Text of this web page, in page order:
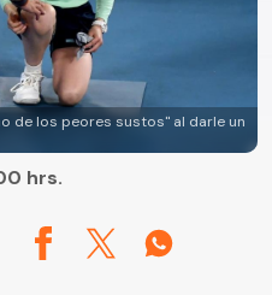
de los peores sustos" al darle un
hrs.